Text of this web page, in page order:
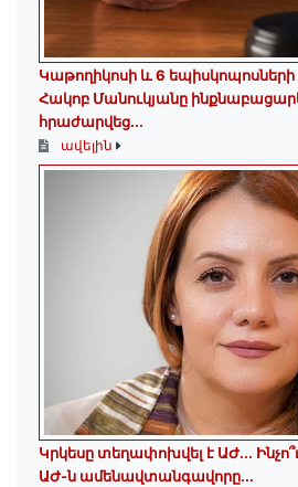
️Կաթողիկոսի և 6
Հակոբ Մանուկյանը
հրաժարվեց...
ավելին
Կրկեսը տեղափոխվել է ԱԺ...
ԱԺ-ն ամենավտանգավորը...